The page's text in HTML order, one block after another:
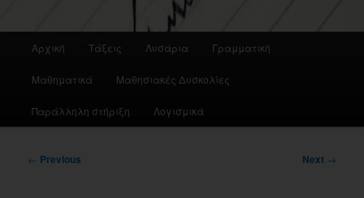
Αρχική Τάξεις Λυσάρια Γραμματική
Μαθηματικά Μαθησιακές Δυσκολίες
Παράλληλη στήριξη Λογισμικά
Post
← Previous Next →